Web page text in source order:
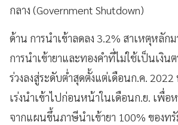
กลาง (Government Shutdown)
ด้าน การนำเข้าลดลง 3.2% สาเหตุหลักม
การนำเข้ายาและทองคำที่ไม่ใช้เป็นเงินต
ร่วงลงสู่ระดับต่ำสุดตั้งแต่เดือนก.ค.
เร่งนำเข้าไปก่อนหน้าในเดือนก.ย. เพื่อห
จากแผนขึ้นภาษีนำเข้ายา 100% ของท